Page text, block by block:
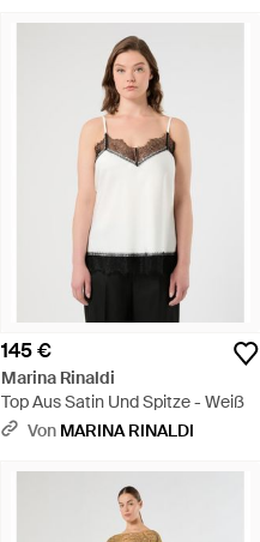
145 €
Marina Rinaldi
Top Aus Satin Und Spitze - Weiß
Von MARINA RINALDI